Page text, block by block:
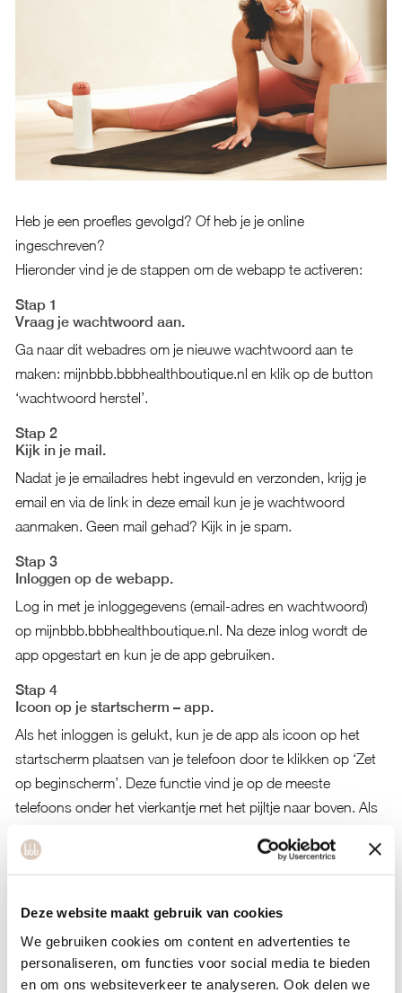
Deze website maakt gebruik van cookies
We gebruiken cookies om content en advertenties te
personaliseren, om functies voor social media te bieden
en om ons websiteverkeer te analyseren. Ook delen we
Heb je een proeflesgevolgd? Of heb je je online
ingeschreven?
Hieronder vind je de stappen om de webapp te activeren:
Stap 1
Vraag je wachtwoord aan.
Ga naar dit webadres om je nieuwe wachtwoord aan te
maken: mijnbbb.bbbhealthboutique.nl en klik op de button
‘wachtwoord herstel’.
Stap 2
Kijk in je mail.
Nadat je je emailadres hebt ingevuld en verzonden, krijg je
email en via de link in deze email kun je je wachtwoord
aanmaken. Geen mail gehad? Kijk in je spam.
Stap 3
Inloggen op de webapp.
Log in met je inloggegevens (email-adres en wachtwoord)
op mijnbbb.bbbhealthboutique.nl . Na deze inlog wordt de
app opgestart en kun je de app gebruiken.
Stap 4
Icoon op je startscherm – app.
Als het inloggen is gelukt, kun je de app als icoon op het
startscherm plaatsen van je telefoon door te klikken op ‘Zet
op beginscherm’. Deze functie vind je op de meeste
telefoons onder het vierkantje met het pijltje naar boven. Als
vandaar opstarten. De eerste keer moet je inloggen. Daarna
blijf je ingelogd en werkt het als iedere andere app.
Les plannen
Je kan één week vooruit plannen in de webapp. We willen
graag iedereen een plekje geven. Rondom afzeggen,